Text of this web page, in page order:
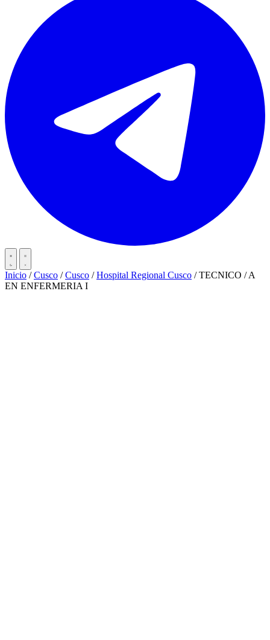
Inicio / Cusco / Cusco / Hospital Regional Cusco / TECNICO / A
EN ENFERMERIA I